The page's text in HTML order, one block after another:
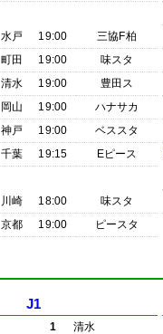
水戸 19:00
三協F柏
町田 19:00
味スタ
清水 19:00
豊田ス
岡山 19:00
ハナサカ
神戸 19:00
ベススタ
千葉 19:15
Eピース
川崎 18:00
味スタ
京都 19:00 ピースタ
J1
1
清水